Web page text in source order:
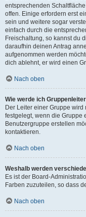
entsprechenden
offen. Einige erfordern erst
sein und weitere sogar
einfach durch die
Freischaltung, so kannst du
daraufhin deinen Antrag
aufgenommen werden
dich ablehnt, er wird einen
Nach oben
Wie werde ich
Der Leiter einer Gruppe
festgelegt, wenn die Gruppe
Benutzergruppe erstellen
kontaktieren.
Nach oben
Weshalb werden
Es ist der Board-
Farben zuzuteilen, so dass
Nach oben